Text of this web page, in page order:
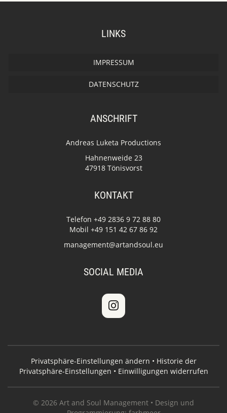
LINKS
IMPRESSUM
DATENSCHUTZ
ANSCHRIFT
Andreas Luketa Productions
Hahnenweide 23
47918 Tönisvorst
KONTAKT
Telefon +49 2836 9 72 88 80
Mobil +49 151 42 67 86 92
management@artandsoul.eu
SOCIAL MEDIA
Privatsphäre-Einstellungen ändern • Historie der
Privatsphäre-Einstellungen • Einwilligungen widerrufen
© 2026 Art and Soul Management • Design und